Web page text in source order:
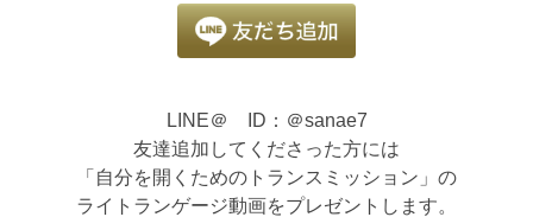
LINE＠ ID：＠sanae7
友達追加してくださった方には
「自分を開くためのトランスミッション」の
ライトランゲージ動画をプレゼントします。